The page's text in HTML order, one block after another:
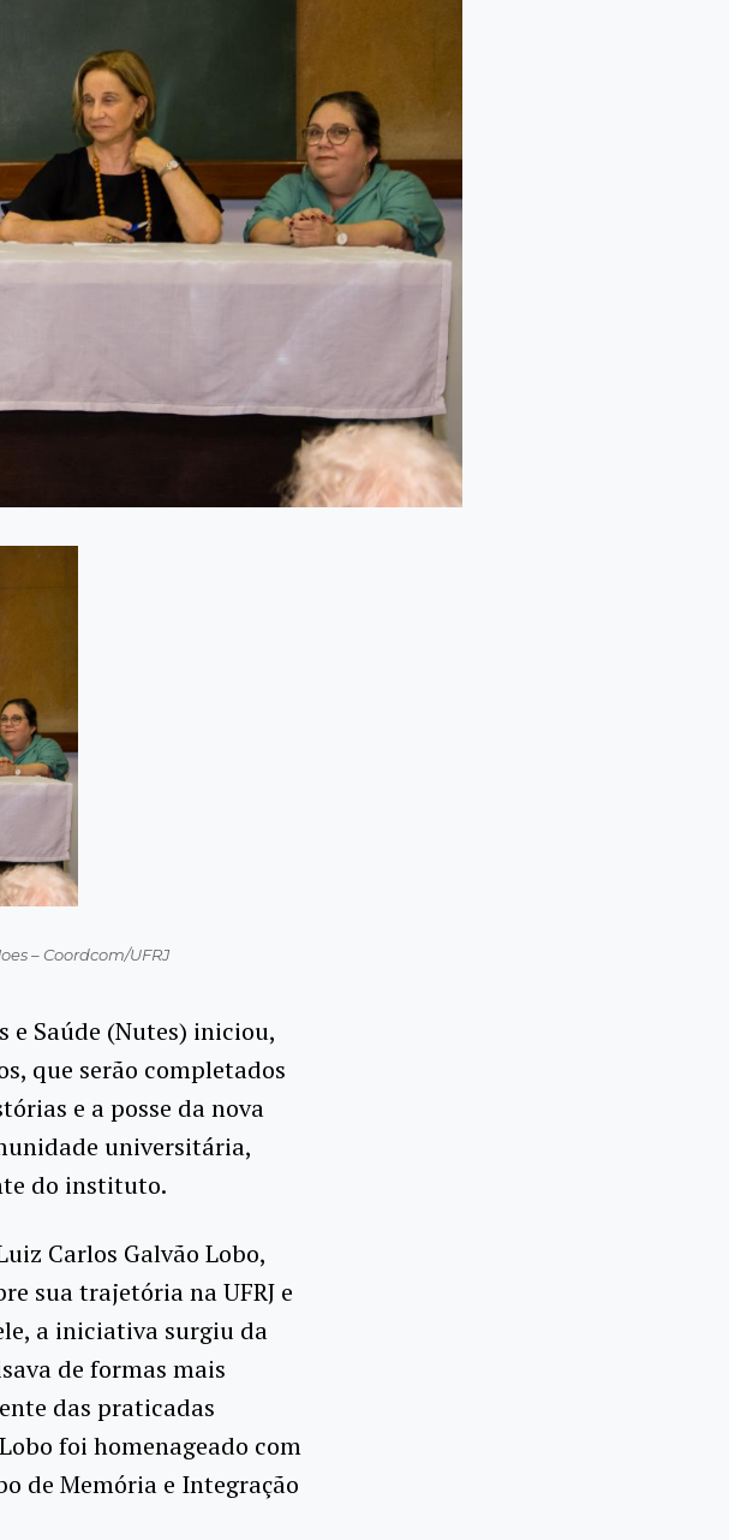
– Coordcom/UFRJ
e Saúde (Nutes) iniciou,
que serão completados
e a posse da nova
universitária,
do instituto.
Carlos Galvão Lobo,
sua trajetória na UFRJ e
a iniciativa surgiu da
de formas mais
das praticadas
foi homenageado com
de Memória e Integração